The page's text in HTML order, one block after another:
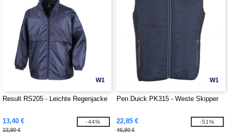
W1
Result RS205 - Leichte Regenjacke
13,40 €
23,90 €
-44%
W1
Pen Duick PK315 - Weste Skipper
22,85 €
46,90 €
-51%